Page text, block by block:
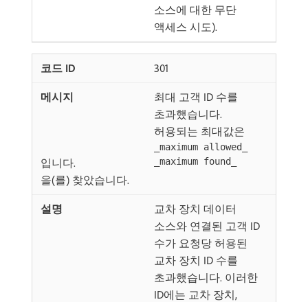
소스에 대한 무단
액세스 시도).
301
최대 고객 ID 수를
초과했습니다.
허용되는 최대값은
_maximum allowed_
입니다. _maximum found_
을(를) 찾았습니다.
교차 장치 데이터
소스와 연결된 고객 ID
수가 요청당 허용된
교차 장치 ID 수를
초과했습니다. 이러한
ID에는 교차 장치,